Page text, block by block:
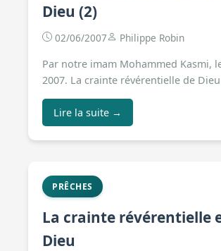
Dieu (2)
02/06/2007
Philippe Robin
Par notre imam Mohammed Kasmi,
2007. La crainte révérentielle de Dieu
Lire la suite →
PRÊCHES
La crainte révérentielle
Dieu